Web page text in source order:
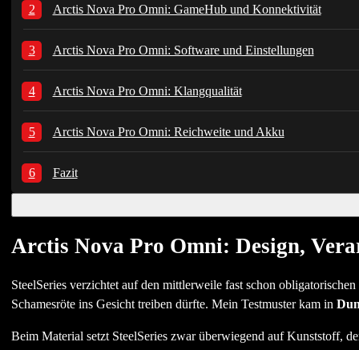
Arctis Nova Pro Omni: GameHub und Konnektivität
Arctis Nova Pro Omni: Software und Einstellungen
Arctis Nova Pro Omni: Klangqualität
Arctis Nova Pro Omni: Reichweite und Akku
Fazit
Arctis Nova Pro Omni: Design,
SteelSeries verzichtet auf den mittlerweile fast schon
Schamesröte ins Gesicht treiben dürfte. Mein Testmuster kam in
Beim Material setzt SteelSeries zwar überwiegend auf Kunststoff,